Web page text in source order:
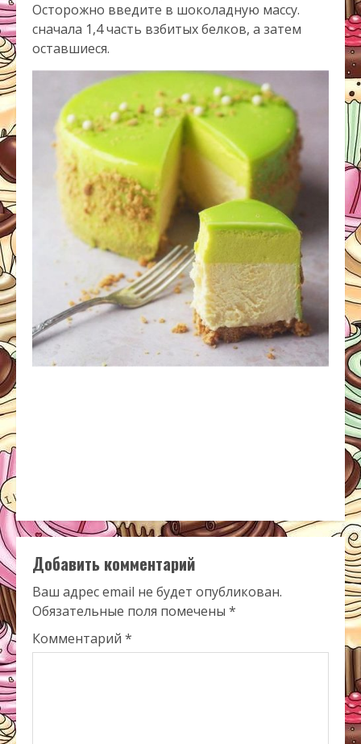
Осторожно введите в шоколадную массу.
сначала 1,4 часть взбитых белков, а затем
оставшиеся.
Добавить комментарий
Ваш адрес email не будет опубликован.
Обязательные поля помечены *
Комментарий *